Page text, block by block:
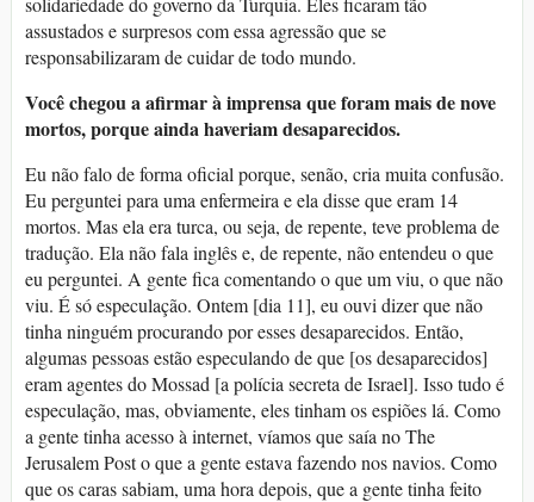
assustados e surpresos com essa agressão que se
responsabilizaram de cuidar de todo mundo.
Você chegou a afirmar à imprensa que foram mais de nove
mortos, porque ainda haveriam desaparecidos.
Eu não falo de forma oficial porque, senão, cria muita confusão.
Eu perguntei para uma enfermeira e ela disse que eram 14
mortos. Mas ela era turca, ou seja, de repente, teve problema de
tradução. Ela não fala inglês e, de repente, não entendeu o que
eu perguntei. A gente fica comentando o que um viu, o que não
viu. É só especulação. Ontem [dia 11], eu ouvi dizer que não
tinha ninguém procurando por esses desaparecidos. Então,
algumas pessoas estão especulando de que [os desaparecidos]
eram agentes do Mossad [a polícia secreta de Israel]. Isso tudo é
especulação, mas, obviamente, eles tinham os espiões lá. Como
a gente tinha acesso à internet, víamos que saía no The
Jerusalem Post o que a gente estava fazendo nos navios. Como
que os caras sabiam, uma hora depois, que a gente tinha feito